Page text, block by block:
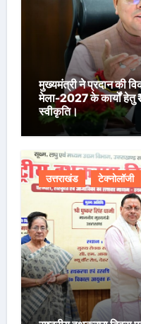
मुख्यमंत्री ने प्रदान की
मेला-2027 के कार्यों हेतु
स्वीकृति।
उत्तराखंड टेक्नोलॉजी